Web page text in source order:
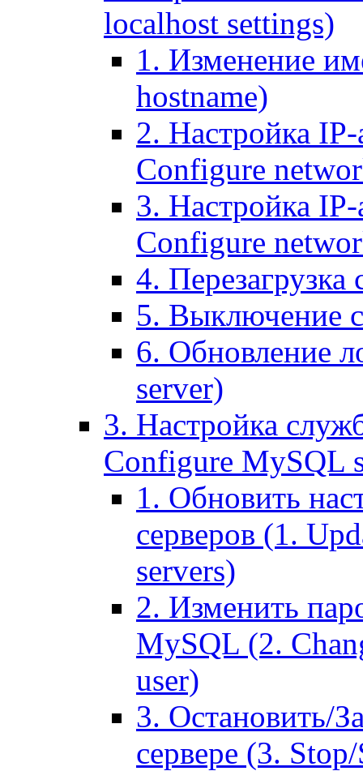
localhost settings)
1. Изменение
hostname)
2. Настройка IP-
Configure
3. Настройка
Configure
4. Перезагрузка
5. Выключение
6. Обновление
server)
3. Настройка
Configure MySQL
1. Обновить
серверов (1.
servers)
2. Изменить
MySQL (2.
user)
3. Остановить/
сервере (3.